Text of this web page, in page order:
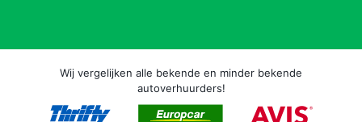
Wij vergelijken alle bekende en minder bekende
autoverhuurders!